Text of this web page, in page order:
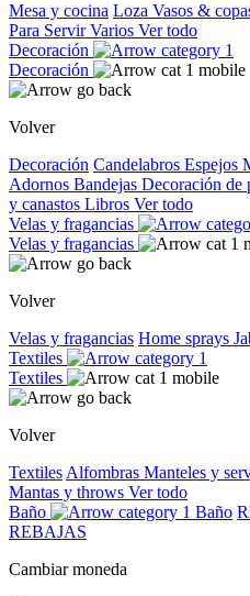
Mesa y cocina Loza Vasos &
Para ServirVarios Ver todo
Decoración
Decoración
Volver
Decoración Candelabros Espejos
Adornos Bandejas Decoración de
y canastos Libros Ver todo
Velas y fragancias
Velas y fragancias
Volver
Velas y fragancias Home sprays
Textiles
Textiles
Volver
Textiles Alfombras Manteles y
Mantas y throws Ver todo
Baño
Baño
REBAJAS
Cambiar moneda